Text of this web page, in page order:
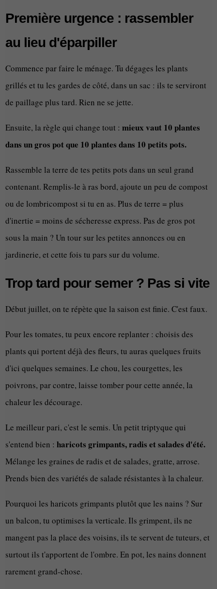
Première urgence : rassembler
au lieu d'éparpiller
Commence par faire le ménage. Tu dégages les plants
grillés et tu les gardes de côté, dans un sac : ils te serviront
de paillage plus tard. Rien ne se jette.
Ensuite, la règle qui change tout :mieux vaut 10 plantes
dans un gros pot que 10 plantes dans 10 petits pots.
Rassemble la terre de tes petits pots dans un seul grand
contenant. Remplis-le à ras bord, ajoute un peu de compost
ou de lombricompost si tu en as. Plus de terre = plus
d'inertie = moins de sécheresse express. Pas de gros pot
sous la main ? Un tour sur les petites annonces ou en
jardinerie, et cette fois tu pars sur du volume.
Trop tard pour semer ? Pas si vite
Début juillet, on te répète que la saison est finie. C'est faux.
Pour les tomates, tu peux encore replanter : choisis des
plants qui portent déjà des fleurs, tu auras quelques fruits
d'ici quelques semaines. Le chou, les courgettes, les
poivrons, par contre, laisse tomber pour cette année, la
chaleur les décourage.
Le meilleur pari, c'est le semis. Un petit triptyque qui
s'entend bien :haricots grimpants, radis et salades d'été.
Mélange les graines de radis et de salades, gratte, arrose.
Prends bien des variétés de salade résistantes à la chaleur.
Pourquoi les haricots grimpants plutôt que les nains ? Sur
un balcon, tu optimises la verticale. Ils grimpent, ils ne
mangent pas la place des voisins, ils te servent de tuteurs, et
surtout ils t'apportent de l'ombre. En pot, les nains donnent
rarement grand-chose.